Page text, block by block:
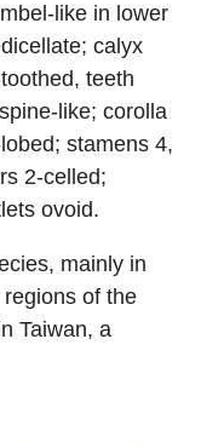
like in lower
calyx
teeth
like; corolla
stamens 4,
2-celled;
ovoid.
mainly in
of the
Taiwan, a